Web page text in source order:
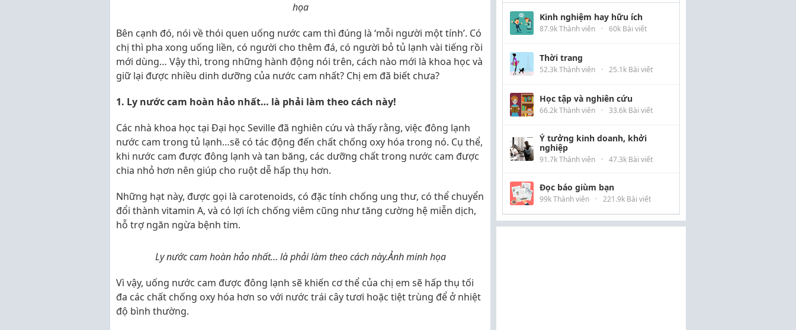
họa
Bên cạnh đó, nói về thói quen uống nước cam thì đúng là ‘mỗi người một tính’. Có
chị thì pha xong uống liền, có người cho thêm đá, có người bỏ tủ lạnh vài tiếng rồi
mới dùng… Vậy thì, trong những hành động nói trên, cách nào mới là khoa học và
giữ lại được nhiều dinh dưỡng của nước cam nhất? Chị em đã biết chưa?
1. Ly nước cam hoàn hảo nhất… là phải làm theo cách này!
Các nhà khoa học tại Đại học Seville đã nghiên cứu và thấy rằng, việc đông lạnh
nước cam trong tủ lạnh…sẽ có tác động đến chất chống oxy hóa trong nó. Cụ thể,
khi nước cam được đông lạnh và tan băng, các dưỡng chất trong nước cam được
chia nhỏ hơn nên giúp cho ruột dễ hấp thụ hơn.
Những hạt này, được gọi là carotenoids, có đặc tính chống ung thư, có thể chuyển
đổi thành vitamin A, và có lợi ích chống viêm cũng như tăng cường hệ miễn dịch,
hỗ trợ ngăn ngừa bệnh tim.
Ly nước cam hoàn hảo nhất… là phải làm theo cách này.Ảnh minh họa
Vì vậy, uống nước cam được đông lạnh sẽ khiến cơ thể của chị em sẽ hấp thụ tối
đa các chất chống oxy hóa hơn so với nước trái cây tươi hoặc tiệt trùng để ở nhiệt
độ bình thường.
Kinh nghiệm hay hữu ích
87.9k Thành viên · 60k Bài viết
Thời trang
52.3k Thành viên · 25.1k Bài viết
Học tập và nghiên cứu
66.2k Thành viên · 33.6k Bài viết
Ý tưởng kinh doanh, khởi
nghiệp
91.7k Thành viên · 47.3k Bài viết
Đọc báo giùm bạn
99k Thành viên · 221.9k Bài viết